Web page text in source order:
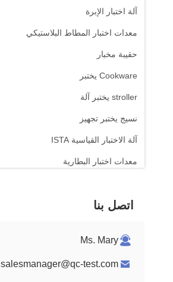
آلة اختبار الإبرة
معدات اختبار المطاط البلاستيكي
حقيبة مخبار
Cookware يختبر
stroller يختبر آلة
نسيج يختبر تجهيز
آلة الاختبار القياسية ISTA
معدات اختبار البطارية
معدات اختبار قابلية الإشتعال
اتصل بنا
Ms. Mary
salesmanager@qc-test.com